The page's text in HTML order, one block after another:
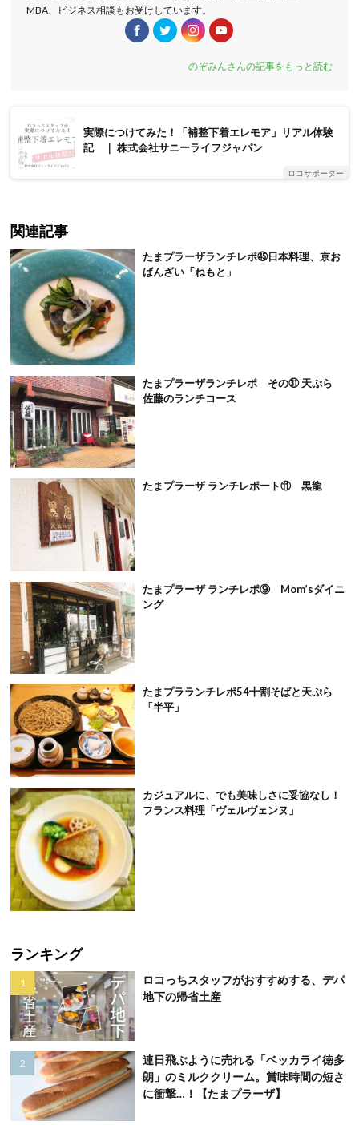
MBA、ビジネス相談もお受けしています。
のぞみんさんの記事をもっと読む
実際につけてみた！「補整下着エレモア」リアル体験
記 ｜ 株式会社サニーライフジャパン
ロコサポーター
関連記事
たまプラーザランチレポ㊺日本料理、京お
ばんざい「ねもと」
たまプラーザランチレポ その㉛ 天ぷら
佐藤のランチコース
たまプラーザ ランチレポート⑪ 黒龍
たまプラーザ ランチレポ⑨ Mom’sダイニ
ング
たまプラランチレポ54十割そばと天ぷら
「半平」
カジュアルに、でも美味しさに妥協なし！
フランス料理「ヴェルヴェンヌ」
ランキング
ロコっちスタッフがおすすめする、デパ
地下の帰省土産
連日飛ぶように売れる「ベッカライ徳多
朗」のミルククリーム。賞味時間の短さ
に衝撃…！【たまプラーザ】